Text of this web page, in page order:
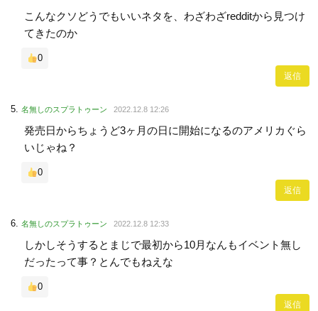
こんなクソどうでもいいネタを、わざわざredditから見つけ
てきたのか
0
返信
名無しのスプラトゥーン 2022.12.8 12:26
発売日からちょうど3ヶ月の日に開始になるのアメリカぐら
いじゃね？
0
返信
名無しのスプラトゥーン 2022.12.8 12:33
しかしそうするとまじで最初から10月なんもイベント無し
だったって事？とんでもねえな
0
返信